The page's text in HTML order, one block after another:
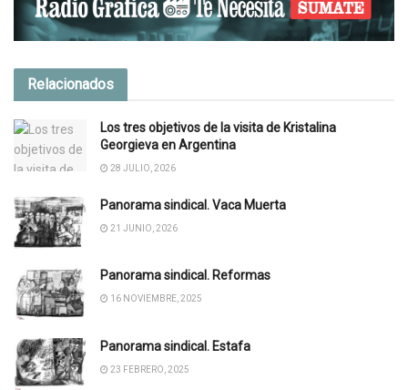
Relacionados
Los tres objetivos de la visita de Kristalina
Georgieva en Argentina
28 JULIO, 2026
Panorama sindical. Vaca Muerta
21 JUNIO, 2026
Panorama sindical. Reformas
16 NOVIEMBRE, 2025
Panorama sindical. Estafa
23 FEBRERO, 2025